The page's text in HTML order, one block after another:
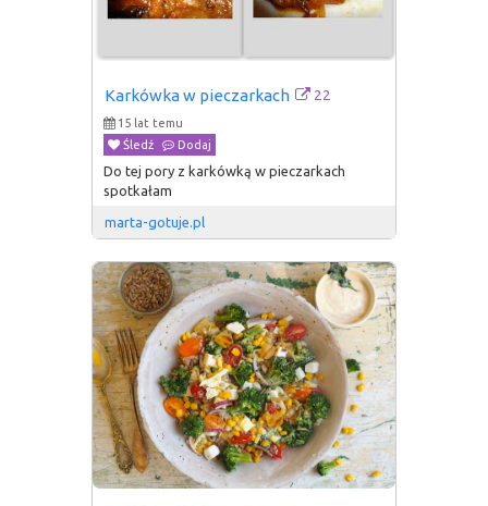
Karkówka w pieczarkach 22
15 lat temu
Śledź
Dodaj
Do tej pory z karkówką w pieczarkach
spotkałam
marta-gotuje.pl